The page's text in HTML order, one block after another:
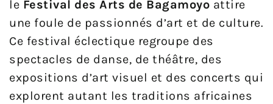
le Festival des Arts de Bagamoyo attire
une foule de passionnés d’art et de culture.
Ce festival éclectique regroupe des
spectacles de danse, de théâtre, des
expositions d’art visuel et des concerts qui
explorent autant les traditions africaines